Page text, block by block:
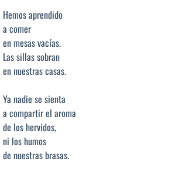
Hemos aprendido
a comer
en mesas vacías.
Las sillas sobran
en nuestras casas.
Ya nadie se sienta
a compartir el aroma
de los hervidos,
ni los humos
de nuestras brasas.